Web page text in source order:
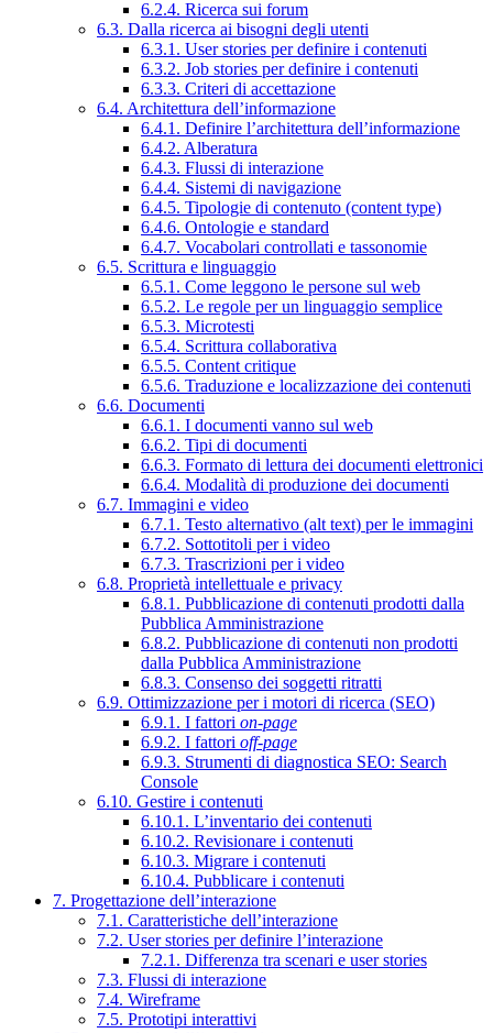
6.2.4. Ricerca sui forum
6.3. Dalla ricerca ai bisogni degli utenti
6.3.1. User stories per definire i contenuti
6.3.2. Job stories per definire i contenuti
6.3.3. Criteri di accettazione
6.4. Architettura dell’informazione
6.4.1. Definire l’architettura dell’informazione
6.4.2. Alberatura
6.4.3. Flussi di interazione
6.4.4. Sistemi di navigazione
6.4.5. Tipologie di contenuto (content type)
6.4.6. Ontologie e standard
6.4.7. Vocabolari controllati e tassonomie
6.5. Scrittura e linguaggio
6.5.1. Come leggono le persone sul web
6.5.2. Le regole per un linguaggio semplice
6.5.3. Microtesti
6.5.4. Scrittura collaborativa
6.5.5. Content critique
6.5.6. Traduzione e localizzazione dei contenuti
6.6. Documenti
6.6.1. I documenti vanno sul web
6.6.2. Tipi di documenti
6.6.3. Formato di lettura dei documenti elettronici
6.6.4. Modalità di produzione dei documenti
6.7. Immagini e video
6.7.1. Testo alternativo (alt text) per le immagini
6.7.2. Sottotitoli per i video
6.7.3. Trascrizioni per i video
6.8. Proprietà intellettuale e privacy
6.8.1. Pubblicazione di contenuti prodotti dalla
Pubblica Amministrazione
6.8.2. Pubblicazione di contenuti non prodotti
dalla Pubblica Amministrazione
6.8.3. Consenso dei soggetti ritratti
6.9. Ottimizzazione per i motori di ricerca (SEO)
6.9.1. I fattori on-page
6.9.2. I fattori off-page
6.9.3. Strumenti di diagnostica SEO: Search
Console
6.10. Gestire i contenuti
6.10.1. L’inventario dei contenuti
6.10.2. Revisionare i contenuti
6.10.3. Migrare i contenuti
6.10.4. Pubblicare i contenuti
7. Progettazione dell’interazione
7.1. Caratteristiche dell’interazione
7.2. User stories per definire l’interazione
7.2.1. Differenza tra scenari e user stories
7.3. Flussi di interazione
7.4. Wireframe
7.5. Prototipi interattivi